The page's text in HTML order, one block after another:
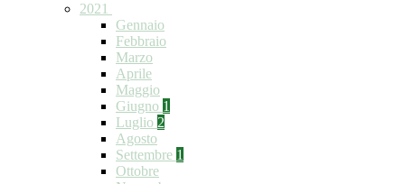
2021
Gennaio
Febbraio
Marzo
Aprile
Maggio
Giugno 1
Luglio 2
Agosto
Settembre 1
Ottobre